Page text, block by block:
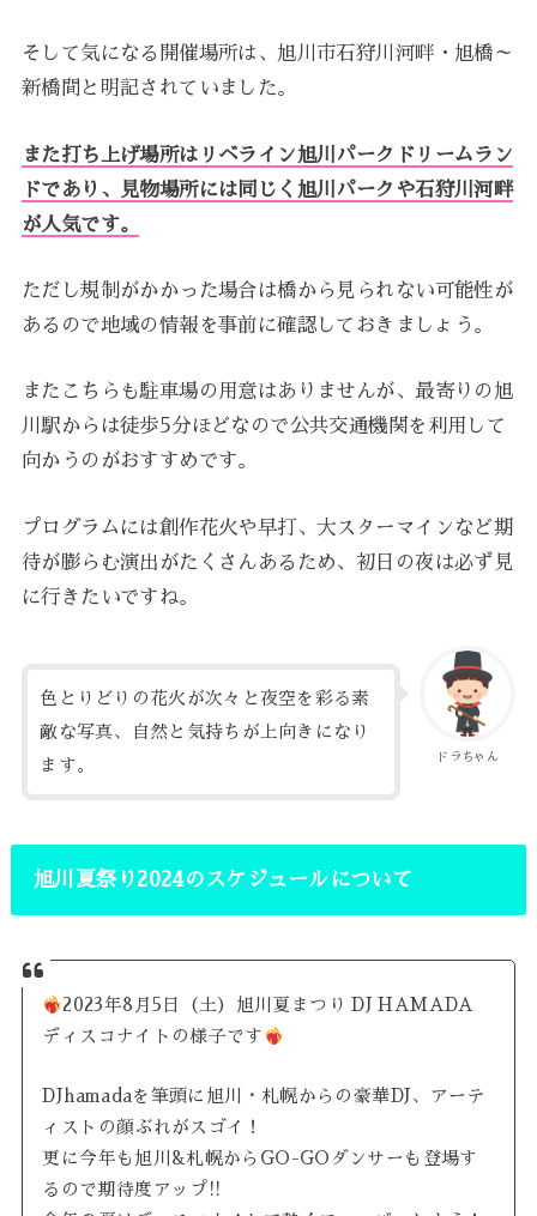
そして気になる開催場所は、旭川市石狩川河畔・旭橋～
新橋間と明記されていました。
また打ち上げ場所はリベライン旭川パークドリームラン
ドであり、見物場所には同じく旭川パークや石狩川河畔
が人気です。
ただし規制がかかった場合は橋から見られない可能性が
あるので地域の情報を事前に確認しておきましょう。
またこちらも駐車場の用意はありませんが、最寄りの旭
川駅からは徒歩5分ほどなので公共交通機関を利用して
向かうのがおすすめです。
プログラムには創作花火や早打、大スターマインなど期
待が膨らむ演出がたくさんあるため、初日の夜は必ず見
に行きたいですね。
ドラちゃん
色とりどりの花火が次々と夜空を彩る素
敵な写真、自然と気持ちが上向きになり
ます。
旭川夏祭り2024のスケジュールについて
2023年8月5日（土）旭川夏まつり DJ HAMADA
ディスコナイトの様子です
DJhamadaを筆頭に旭川・札幌からの豪華DJ、アーテ
ィストの顔ぶれがスゴイ！
更に今年も旭川&札幌からGO-GOダンサーも登場す
るので期待度アップ!!